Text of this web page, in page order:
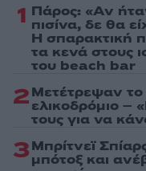
1 Πάρος: «Αν
πισίνα, δε θα
Η σπαρακτική
τα κενά στους
του beach bar
2Μετέτρεψαν
ελικοδρόμιο –
τους για να
3Μπρίτνεϊ
μπότοξ και